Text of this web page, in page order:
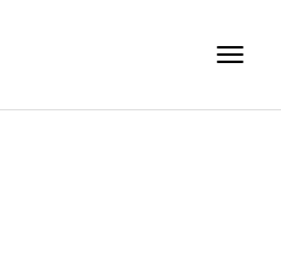
Toggle